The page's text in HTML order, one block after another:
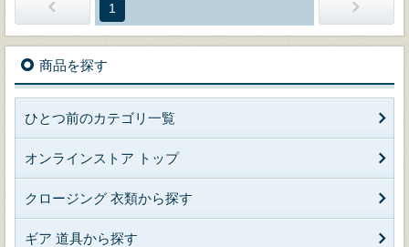
1
商品を探す
ひとつ前のカテゴリ一覧
オンラインストア トップ
クロージング 衣類から探す
ギア 道具から探す